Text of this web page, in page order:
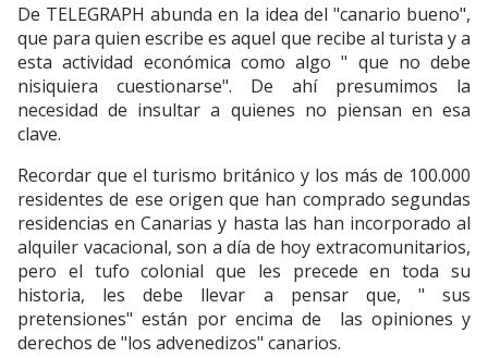
De TELEGRAPH abunda en la idea del "canario bueno",
que para quien escribe es aquel que recibe al turista y a
esta actividad económica como algo " que no debe
nisiquiera cuestionarse". De ahí presumimos la
necesidad de insultar a quienes no piensan en esa
clave.
Recordar que el turismo británico y los más de 100.000
residentes de ese origen que han comprado segundas
residencias en Canarias y hasta las han incorporado al
alquiler vacacional, son a día de hoy extracomunitarios,
pero el tufo colonial que les precede en toda su
historia, les debe llevar a pensar que, " sus
pretensiones" están por encima de las opiniones y
derechos de "los advenedizos" canarios.